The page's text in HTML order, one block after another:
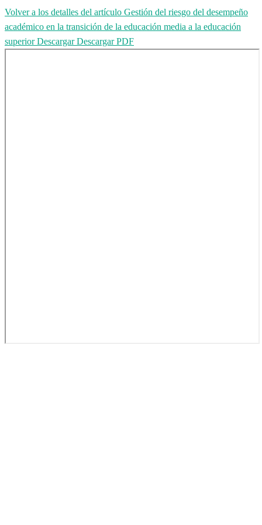
Volver a los detalles del artículo Gestión del riesgo del desempeño
académico en la transición de la educación media a la educación
superiorDescargarDescargar PDF